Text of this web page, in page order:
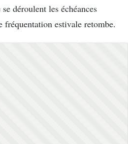
déroulent les échéances
fréquentation estivale retombe.